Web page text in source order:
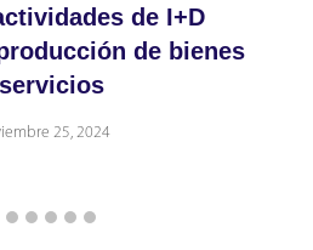
de I+D
de bienes
25, 2024